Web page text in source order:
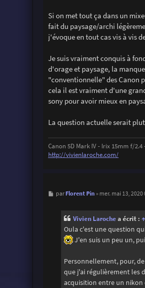
Si on met tout ça dans un
fait du paysage/archi
j'évoque en tout cas vis à vis
Je suis vraiment conquis à
d'orage et paysage, la
"conventionnelle" des Canon
cela il est vraiment d'une
sony pour avoir mieux en
La question actuelle serait
Canon 5D Mark IV - Irix 15mm f/
http://vivienlaroche.com/
M
par Florent Pin» mer. mai 13, 2020
Vivien Larochea écrit : ↑
Oula c'est une question
J'en suis un peu un,
Personnellement, pour,
que j'ai régulièrement les
acquisition entre un nikon